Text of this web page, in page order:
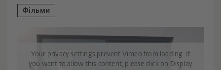
Фільми
Your privacy settings prevent Vimeo from loading. If
you want to allow this content, please click on Display